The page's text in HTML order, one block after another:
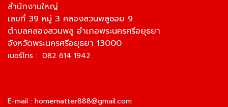
สำนักงานใหญ่
เลขที่ 39 หมู่ 3 คลองสวนพลูซอย 9
ตำบลคลองสวนพลู อำเภอพระนครศรีอยุธยา
จังหวัดพระนครศรีอยุธยา 13000
เบอร์โทร : 082 614 1942
E-mail : homematter888@gmail.com